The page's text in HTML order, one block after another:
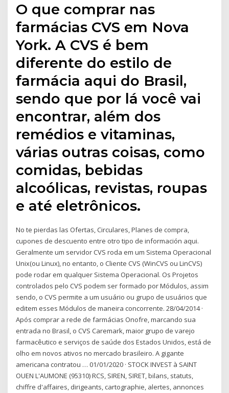
O que comprar nas
farmácias CVS em Nova
York. A CVS é bem
diferente do estilo de
farmácia aqui do Brasil,
sendo que por lá você vai
encontrar, além dos
remédios e vitaminas,
várias outras coisas, como
comidas, bebidas
alcoólicas, revistas, roupas
e até eletrônicos.
No te pierdas las Ofertas, Circulares, Planes de compra,
cupones de descuento entre otro tipo de información aqui.
Geralmente um servidor CVS roda em um Sistema Operacional
Unix(ou Linux), no entanto, o Cliente CVS (WinCVS ou LinCVS)
pode rodar em qualquer Sistema Operacional. Os Projetos
controlados pelo CVS podem ser formado por Módulos, assim
sendo, o CVS permite a um usuário ou grupo de usuários que
editem esses Módulos de maneira concorrente. 28/04/2014 ·
Após comprar a rede de farmácias Onofre, marcando sua
entrada no Brasil, o CVS Caremark, maior grupo de varejo
farmacêutico e serviços de saúde dos Estados Unidos, está de
olho em novos ativos no mercado brasileiro. A gigante
americana contratou … 01/01/2020 · STOCK INVEST à SAINT
OUEN L'AUMONE (95310) RCS, SIREN, SIRET, bilans, statuts,
chiffre d'affaires, dirigeants, cartographie, alertes, annonces